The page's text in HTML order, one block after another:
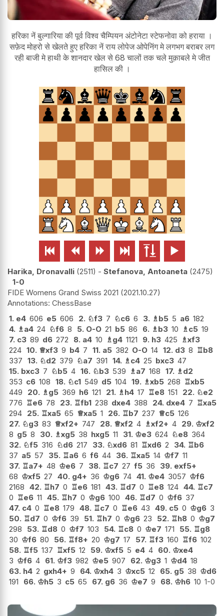
हरिका नें बुल्गारिया की पूर्व विश्व चैम्पियन अंटोनेटा स्टेफनोवा को हराया ।
सफ़ेद मोहरो से खेलते हुए हरिका नें राय लोपेज ओपेनिंग मे लगभग बराबर लग
रही बाजी मे हाथी के शानदार खेल से 68 चालों तक चले मुक़ाबले मे जीत
हासिल की ।
     
Harika, Dronavalli 2511 - Stefanova, Antoaneta 2475
1-0
FIDE Womens Grand Swiss 2021 2021.10.27
ChessBase
1. e4 606 e5 606 2. ♘f3 7 ♘c6 6 3. ♗b5 5 a6 182
4. ♗a4 24 ♘f6 8 5. O-O 21 b5 86 6. ♗b3 10 ♗c5 19
7. c3 89 d6 272 8. a4 10 ♗g4 1121 9. h3 425 ♗xf3
224 10. ♕xf3 9 b4 7 11. a5 382 O-O 14 12. d3 8 ♖b8
337 13. ♘d2 379 ♘a7 391 14. ♗c4 25 bxc3 47
15. bxc3 7 ♘b5 4 16. ♘b3 539 ♗a7 168 17. ♗d2
353 c6 108 18. ♘c1 549 d5 104 19. ♗xb5 268 ♖xb5
449
20. ♗g5 369 h6 121 21. ♗h4 17 ♖e8 151 22. ♘e2
776 ♖e6 78 23. ♖fb1 238 dxe4 388 24. dxe4 7 ♖xa5
294 25. ♖xa5 65 ♕xa5 1 26. ♖b7 237 ♕c5 126
27. ♘g3 83 ♕xf2+ 747 28. ♕xf2 4 ♗xf2+ 4 29. ♔xf2
8 g5 8 30. ♗xg5 38 hxg5 11 31. ♔e3 624 ♘e8 364
32. ♘f5 316 ♘d6 217 33. ♘xd6 81 ♖xd6 2 34. ♖b6
37 a5 57 35. ♖a6 6 f6 44 36. ♖xa5 14 ♔f7 11
37. ♖a7+ 48 ♔e6 7 38. ♖c7 27 f5 36 39. exf5+
68 ♔xf5 27 40. g4+ 36 ♔g6 74 41. ♔e4 3057 ♔f6
2168 42. ♖h7 0 ♖e6 181 43. ♖d7 0 ♖e8 124 44. ♖c7
0 ♖e6 11 45. ♖h7 0 ♔g6 100 46. ♖d7 0 ♔f6 37
47. c4 0 ♖e8 179 48. ♖c7 0 ♖e6 43 49. c5 0 ♔g6 3
50. ♖d7 0 ♔f6 39 51. ♖h7 0 ♔g6 23 52. ♖h8 0 ♔g7
298
53. ♖d8 0 ♔f7 103 54. ♖c8 0 ♔e7 171 55. ♖g8
30 ♔f6 80 56. ♖f8+ 20 ♔g7 17 57. ♖f3 160 ♖f6 102
58. ♖f5 137 ♖xf5 12 59. ♔xf5 5 e4 4 60. ♔xe4
3 ♔f6 4 61. ♔f3 982 ♔e5 907 62. ♔g3 1 ♔d4 18
63. h4 2 gxh4+ 9 64. ♔xh4 3 ♔xc5 12 65. g5 38 ♔d6
191
66. ♔h5 3 c5 65 67. g6 36 ♔e7 9 68. ♔h6 10 1-0